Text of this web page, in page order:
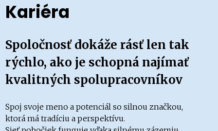
Kariéra
Spoločnosť dokáže rásť len tak
rýchlo, ako je schopná najímať
kvalitných spolupracovníkov
Spoj svoje meno a potenciál so silnou značkou,
ktorá má tradíciu a perspektívu.